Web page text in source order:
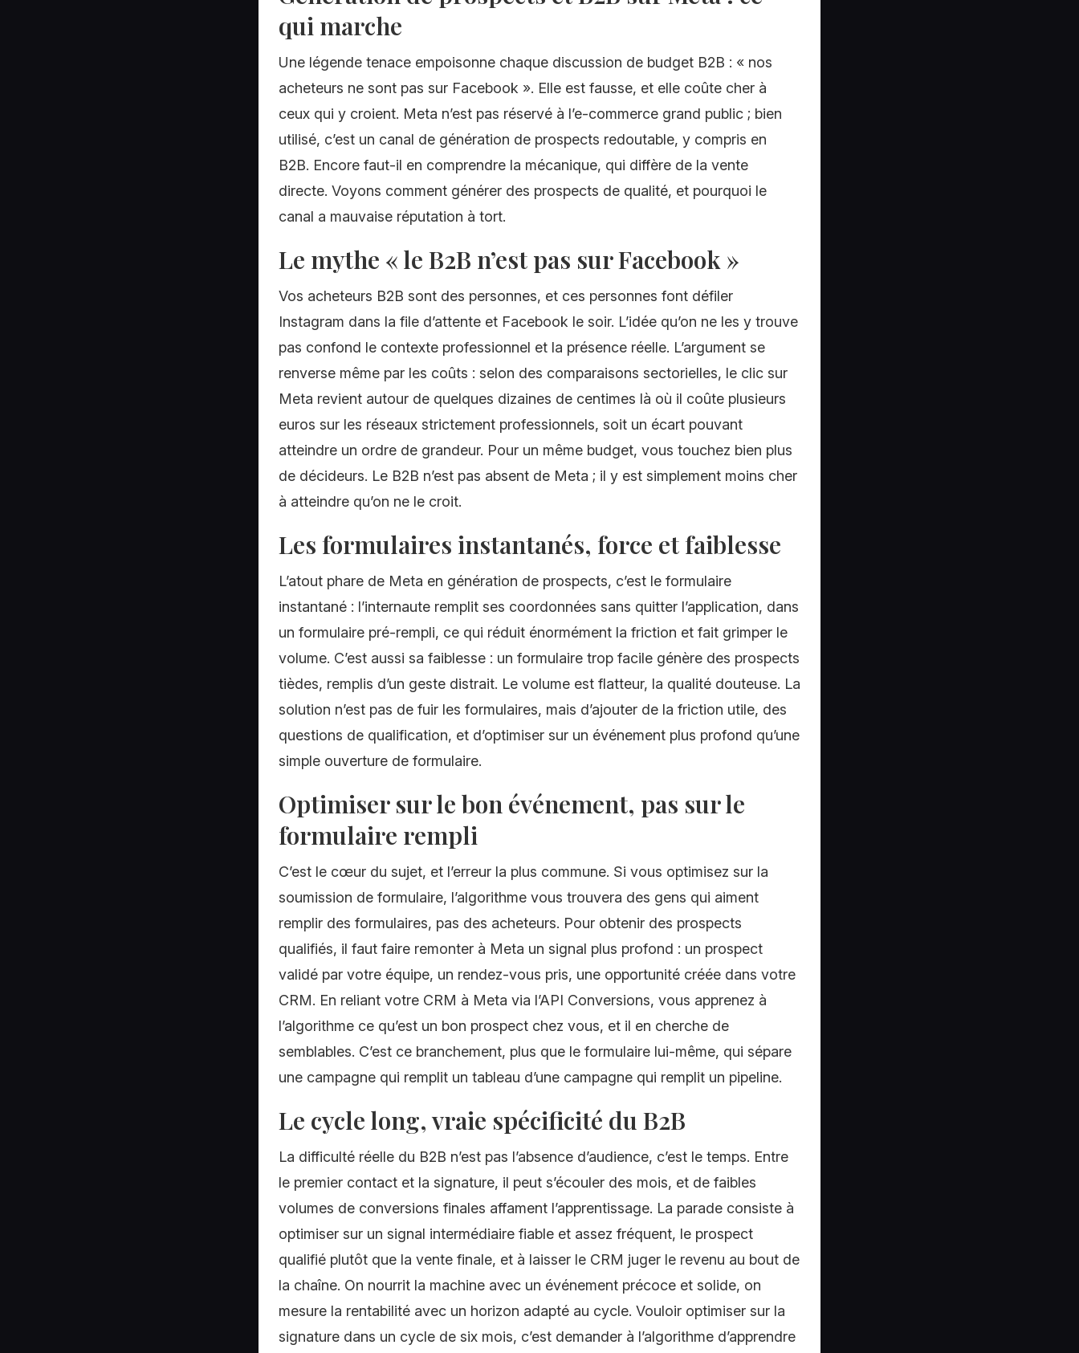
qui marche
Une légende tenace empoisonne chaque discussion de budget B2B : « nos
acheteurs ne sont pas sur Facebook ». Elle est fausse, et elle coûte cher à
ceux qui y croient. Meta n’est pas réservé à l’e-commerce grand public ; bien
utilisé, c’est un canal de génération de prospects redoutable, y compris en
B2B. Encore faut-il en comprendre la mécanique, qui diffère de la vente
directe. Voyons comment générer des prospects de qualité, et pourquoi le
canal a mauvaise réputation à tort.
Le mythe « le B2B n’est pas sur Facebook »
Vos acheteurs B2B sont des personnes, et ces personnes font défiler
Instagram dans la file d’attente et Facebook le soir. L’idée qu’on ne les y trouve
pas confond le contexte professionnel et la présence réelle. L’argument se
renverse même par les coûts : selon des comparaisons sectorielles, le clic sur
Meta revient autour de quelques dizaines de centimes là où il coûte plusieurs
euros sur les réseaux strictement professionnels, soit un écart pouvant
atteindre un ordre de grandeur. Pour un même budget, vous touchez bien plus
de décideurs. Le B2B n’est pas absent de Meta ; il y est simplement moins cher
à atteindre qu’on ne le croit.
Les formulaires instantanés, force et faiblesse
L’atout phare de Meta en génération de prospects, c’est le formulaire
instantané : l’internaute remplit ses coordonnées sans quitter l’application, dans
un formulaire pré-rempli, ce qui réduit énormément la friction et fait grimper le
volume. C’est aussi sa faiblesse : un formulaire trop facile génère des prospects
tièdes, remplis d’un geste distrait. Le volume est flatteur, la qualité douteuse. La
solution n’est pas de fuir les formulaires, mais d’ajouter de la friction utile, des
questions de qualification, et d’optimiser sur un événement plus profond qu’une
simple ouverture de formulaire.
Optimiser sur le bon événement, pas sur le
formulaire rempli
C’est le cœur du sujet, et l’erreur la plus commune. Si vous optimisez sur la
soumission de formulaire, l’algorithme vous trouvera des gens qui aiment
remplir des formulaires, pas des acheteurs. Pour obtenir des prospects
qualifiés, il faut faire remonter à Meta un signal plus profond : un prospect
validé par votre équipe, un rendez-vous pris, une opportunité créée dans votre
CRM. En reliant votre CRM à Meta via l’API Conversions, vous apprenez à
l’algorithme ce qu’est un bon prospect chez vous, et il en cherche de
semblables. C’est ce branchement, plus que le formulaire lui-même, qui sépare
une campagne qui remplit un tableau d’une campagne qui remplit un pipeline.
Le cycle long, vraie spécificité du B2B
La difficulté réelle du B2B n’est pas l’absence d’audience, c’est le temps. Entre
le premier contact et la signature, il peut s’écouler des mois, et de faibles
volumes de conversions finales affament l’apprentissage. La parade consiste à
optimiser sur un signal intermédiaire fiable et assez fréquent, le prospect
qualifié plutôt que la vente finale, et à laisser le CRM juger le revenu au bout de
la chaîne. On nourrit la machine avec un événement précoce et solide, on
mesure la rentabilité avec un horizon adapté au cycle. Vouloir optimiser sur la
signature dans un cycle de six mois, c’est demander à l’algorithme d’apprendre